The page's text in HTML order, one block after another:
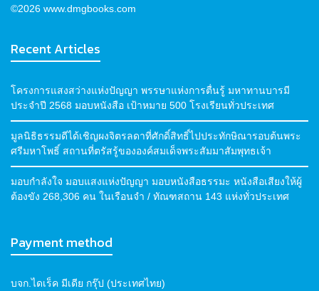
©2026 www.dmgbooks.com
Recent Articles
โครงการแสงสว่างแห่งปัญญา พรรษาแห่งการตื่นรู้ มหาทานบารมี
ประจำปี 2568 มอบหนังสือ เป้าหมาย 500 โรงเรียนทั่วประเทศ
มูลนิธิธรรมดีได้เชิญผงจิตรลดาที่ศักดิ์สิทธิ์ไปประทักษิณารอบต้นพระ
ศรีมหาโพธิ์ สถานที่ตรัสรู้ขององค์สมเด็จพระสัมมาสัมพุทธเจ้า
มอบกำลังใจ มอบแสงแห่งปัญญา มอบหนังสือธรรมะ หนังสือเสียงให้ผู้
ต้องขัง 268,306 คน ในเรือนจำ / ทัณฑสถาน 143 แห่งทั่วประเทศ
Payment method
บจก.ไดเร็ค มีเดีย กรุ๊ป (ประเทศไทย)